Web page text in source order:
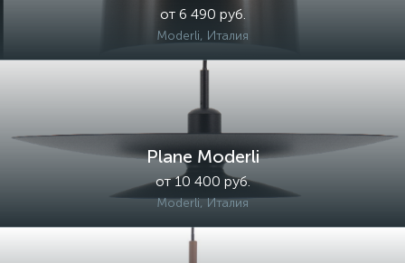
от 6 490 руб.
Moderli, Италия
Plane Moderli
от 10 400 руб.
Moderli, Италия